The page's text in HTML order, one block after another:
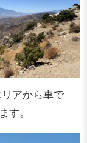
アから車で
。